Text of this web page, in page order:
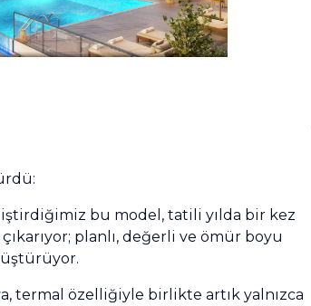
bu model, tatili yılda bir kez
planlı, değerli ve ömür boyu
termal özelliğiyle birlikte artık yalnızca